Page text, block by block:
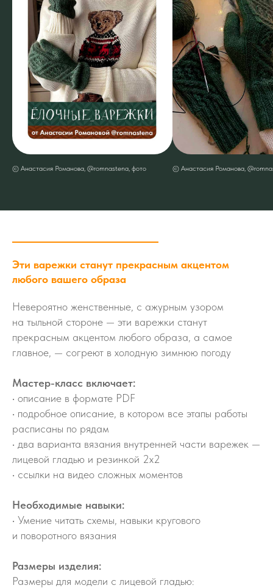
© Анастасия Романова, @romnastena, фото © Анастасия Романова,
Эти варежки станут прекрасным акцентом
любого вашего образа
Невероятно женственные, с ажурным узором
на тыльной стороне — эти варежки станут
прекрасным акцентом любого образа, а самое
главное, — согреют в холодную зимнюю погоду
Мастер-класс включает:
• описание в формате PDF
• подробное описание, в котором все этапы работы
расписаны по рядам
• два варианта вязания внутренней части варежек —
лицевой гладью и резинкой 2х2
• ссылки на видео сложных моментов
Необходимые навыки:
• Умение читать схемы, навыки кругового
и поворотного вязания
Размеры изделия:
Размеры для модели с лицевой гладью: